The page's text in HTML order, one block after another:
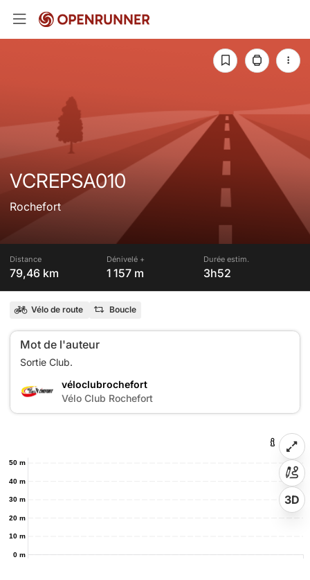
VCREPSA010
Rochefort
Distance
79,46 km
Dénivelé +
1 157 m
Durée estim.
3h52
Vélo de route Boucle
Mot de l'auteur
V
véloclubrochefort
Vélo Club Rochefort
0 m
10 m
20 m
30 m
40 m
50 m
3D